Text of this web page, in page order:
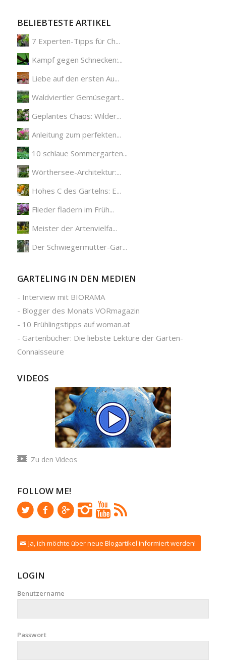
BELIEBTESTE ARTIKEL
7 Experten-Tipps für Ch...
Kampf gegen Schnecken:...
Liebe auf den ersten Au...
Waldviertler Gemüsegart...
Geplantes Chaos: Wilder...
Anleitung zum perfekten...
10 schlaue Sommergarten...
Wörthersee-Architektur:...
Hohes C des Gartelns: E...
Flieder fladern im Früh...
Meister der Artenvielfa...
Der Schwiegermutter-Gar...
GARTELING IN DEN MEDIEN
- Interview mit BIORAMA
- Blogger des Monats VORmagazin
- 10 Frühlingstipps auf woman.at
- Gartenbücher: Die liebste Lektüre der Garten-
Connaisseure
VIDEOS
Zu den Videos
FOLLOW ME!
Ja, ich möchte über neue Blogartikel informiert werden!
LOGIN
Benutzername
Passwort